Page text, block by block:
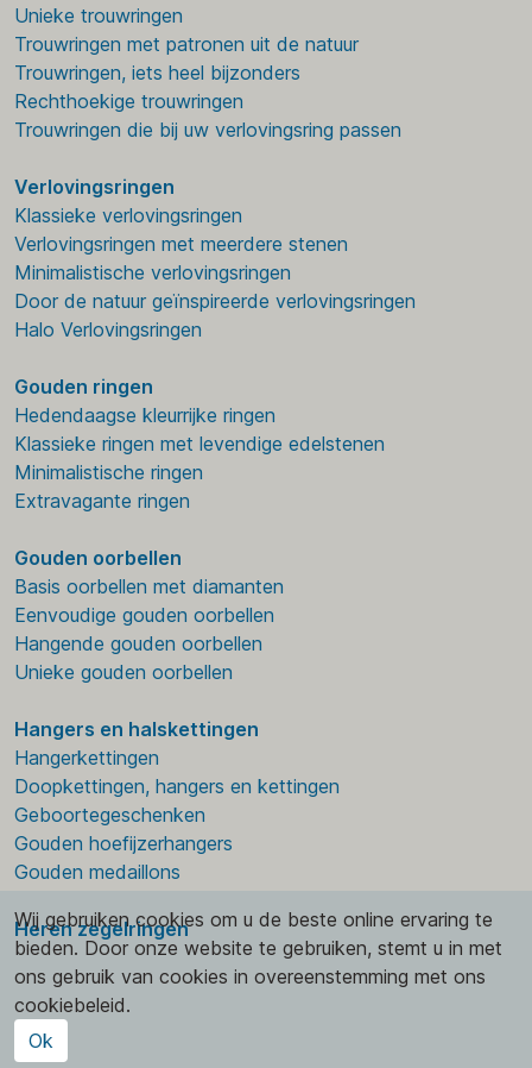
Unieke trouwringen
Trouwringen met patronen uit de natuur
Trouwringen, iets heel bijzonders
Rechthoekige trouwringen
Trouwringen die bij uw verlovingsring passen
Verlovingsringen
Klassieke verlovingsringen
Verlovingsringen met meerdere stenen
Minimalistische verlovingsringen
Door de natuur geïnspireerde verlovingsringen
Halo Verlovingsringen
Gouden ringen
Hedendaagse kleurrijke ringen
Klassieke ringen met levendige edelstenen
Minimalistische ringen
Extravagante ringen
Gouden oorbellen
Basis oorbellen met diamanten
Eenvoudige gouden oorbellen
Hangende gouden oorbellen
Unieke gouden oorbellen
Hangers en halskettingen
Hangerkettingen
Doopkettingen, hangers en kettingen
Geboortegeschenken
Gouden hoefijzerhangers
Gouden medaillons
Heren zegelringen
Wij gebruiken cookies om u de beste online ervaring te
bieden. Door onze website te gebruiken, stemt u in met
ons gebruik van cookies in overeenstemming met ons
cookiebeleid.
Ok